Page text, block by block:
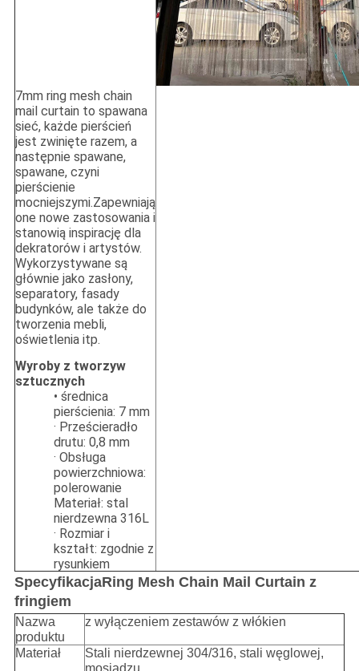
7mm ring mesh chain
mail curtain to spawana
sieć, każde pierścień
jest zwinięte razem, a
następnie spawane,
spawane, czyni
pierścienie
mocniejszymi.Zapewniają
one nowe zastosowania i
stanowią inspirację dla
dekratorów i artystów.
Wykorzystywane są
głównie jako zasłony,
separatory, fasady
budynków, ale także do
tworzenia mebli,
oświetlenia itp.
Wyroby z tworzyw
sztucznych
• średnica
pierścienia: 7 mm
· Prześcieradło
drutu: 0,8 mm
· Obsługa
powierzchniowa:
polerowanie
Materiał: stal
nierdzewna 316L
· Rozmiar i
kształt: zgodnie z
rysunkiem
SpecyfikacjaRing Mesh Chain Mail Curtain z
fringiem
Nazwa
produktu
z wyłączeniem zestawów z włókien
Materiał
Stali nierdzewnej 304/316, stali węglowej,